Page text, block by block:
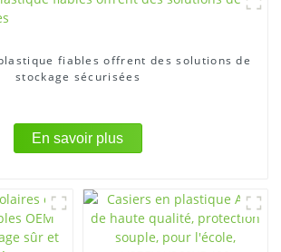
fiables offrent des solutions de
stockage sécurisées
En savoir plus